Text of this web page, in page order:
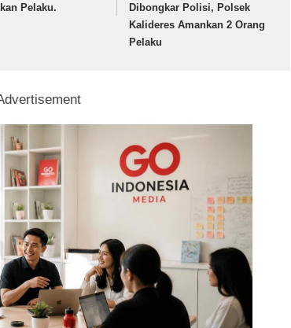
Pelaku.
Dibongkar Polisi, Polsek
Kalideres Amankan 2 Orang
Pelaku